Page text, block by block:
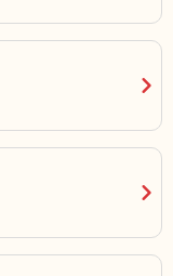
chevron_right
chevron_right